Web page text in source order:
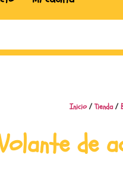
Inicio/Tienda/
de